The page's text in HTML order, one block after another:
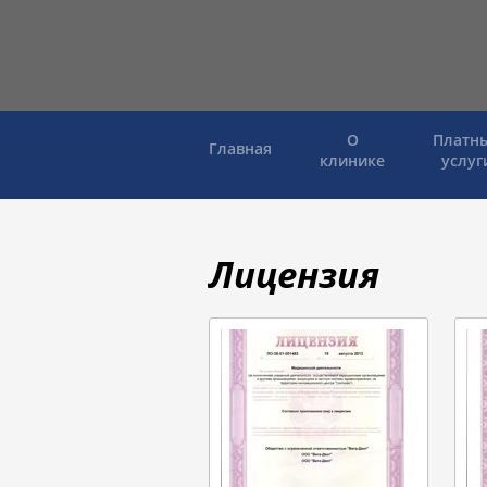
Главная
О
клинике
Лицензия